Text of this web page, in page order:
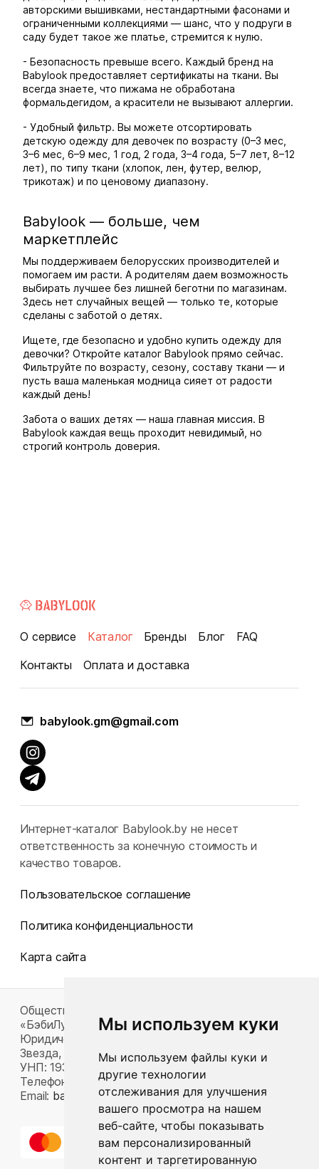
Мы используем куки
Мы используем файлы куки и
другие технологии
отслеживания для улучшения
вашего просмотра на нашем
веб-сайте, чтобы показывать
вам персонализированный
контент и таргетированную
авторскими вышивками, нестандартными фасонами и
ограниченными коллекциями — шанс, что у подруги в
саду будет такое же платье, стремится к нулю.
- Безопасность превыше всего. Каждый бренд на
Babylook предоставляет сертификаты на ткани. Вы
всегда знаете, что пижама не обработана
формальдегидом, а красители не вызывают аллергии.
- Удобный фильтр. Вы можете отсортировать
детскую одежду для девочек по возрасту (0–3 мес,
3–6 мес, 6–9 мес, 1 год, 2 года, 3–4 года, 5–7 лет, 8–12
лет), по типу ткани (хлопок, лен, футер, велюр,
трикотаж) и по ценовому диапазону.
Babylook — больше, чем
маркетплейс
Мы поддерживаем белорусских производителей и
помогаем им расти. А родителям даем возможность
выбирать лучшее без лишней беготни по магазинам.
Здесь нет случайных вещей — только те, которые
сделаны с заботой о детях.
Ищете, где безопасно и удобно купить одежду для
девочки? Откройте каталог Babylook прямо сейчас.
Фильтруйте по возрасту, сезону, составу ткани — и
пусть ваша маленькая модница сияет от радости
каждый день!
Забота о ваших детях — наша главная миссия. В
Babylook каждая вещь проходит невидимый, но
строгий контроль доверия.
О сервисе Каталог Бренды Блог
FAQ
Контакты
Оплата и доставка
babylook.gm@gmail.com
Интернет-каталог Babylook.by не несет
ответственность за конечную стоимость и
качество товаров.
Пользовательское соглашение
Политика конфиденциальности
Карта сайта
Общество с ограниченной ответственностью
«БэбиЛук»
Юридический адрес: 220117, г. Минск, пр-т Газеты
Звезда, д. 16, пом. 52
УНП: 193815124
Телефон:
+375 33 392 66 63
Email: babylook.gm@gmail.com .